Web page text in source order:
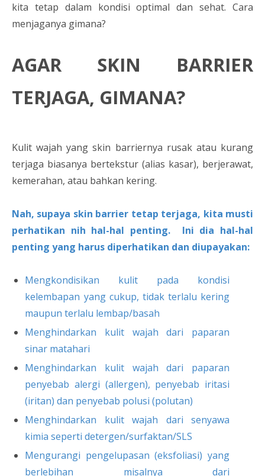
kita tetap dalam kondisi optimal dan sehat. Cara
menjaganya gimana?
AGAR SKIN BARRIER
TERJAGA, GIMANA?
Kulit wajah yang skin barriernya rusak atau kurang
terjaga biasanya bertekstur (alias kasar), berjerawat,
kemerahan, atau bahkan kering.
Nah, supaya skin barrier tetap terjaga, kita musti
perhatikan nih hal-hal penting. Ini dia hal-hal
penting yang harus diperhatikan dan diupayakan:
Mengkondisikan kulit pada kondisi
kelembapan yang cukup, tidak terlalu kering
maupun terlalu lembap/basah
Menghindarkan kulit wajah dari paparan
sinar matahari
Menghindarkan kulit wajah dari paparan
penyebab alergi (allergen), penyebab iritasi
(iritan) dan penyebab polusi (polutan)
Menghindarkan kulit wajah dari senyawa
kimia seperti detergen/surfaktan/SLS
Mengurangi pengelupasan (eksfoliasi) yang
berlebihan misalnya dari